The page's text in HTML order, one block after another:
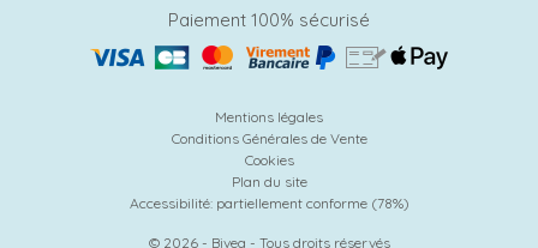
Paiement 100% sécurisé
Mentions légales
Conditions Générales de Vente
Cookies
Plan du site
Accessibilité: partiellement conforme (78%)
© 2026 - Bivea - Tous droits réservés